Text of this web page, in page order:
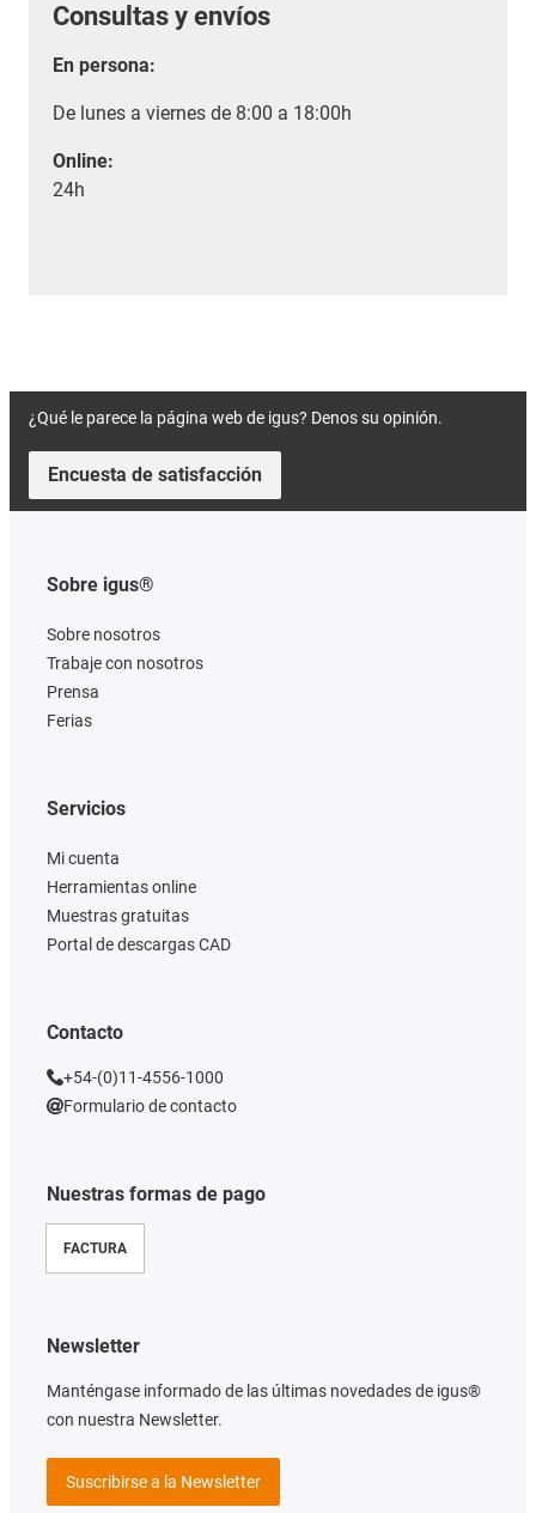
Consultas y envíos
En persona:
De lunes a viernes de 8:00 a 18:00h
Online:
24h
¿Qué le parece la página web de igus? Denos su opinión.
Encuesta de satisfacción
Sobre igus®
Sobre nosotros
Trabaje con nosotros
Prensa
Ferias
Nuestras formas de pago
FACTURA
Servicios
Mi cuenta
Herramientas online
Muestras gratuitas
Portal de descargas CAD
Contacto
+54-(0)11-4556-1000
Formulario de contacto
Newsletter
Manténgase informado de las últimas novedades de igus®
con nuestra Newsletter.
Suscribirse a la Newsletter